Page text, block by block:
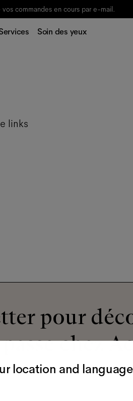
vos commandes en cours par e-mail.
Soin des yeux
links
pour
chez
location and language